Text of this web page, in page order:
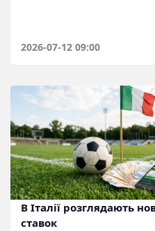
2026-07-12 09:00
В Італії розглядають
ставок